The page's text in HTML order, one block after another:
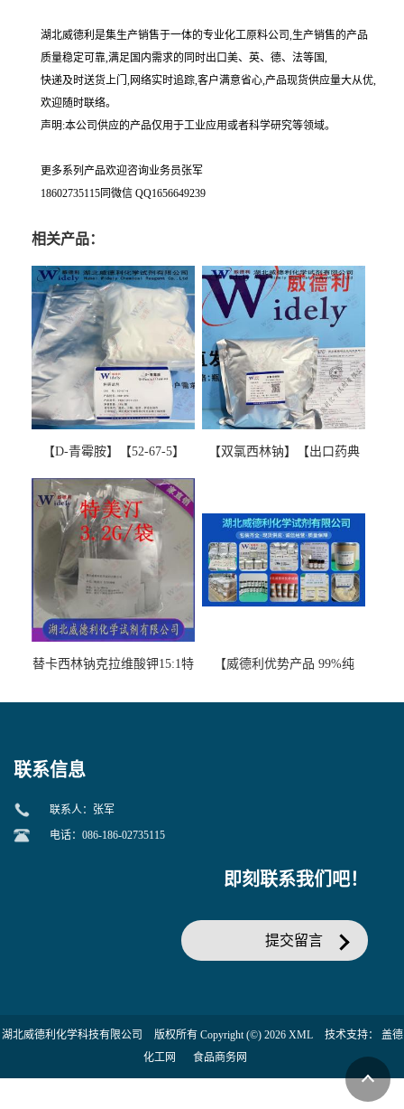
湖北威德利是集生产销售于一体的专业化工原料公司,生产销售的产品
质量稳定可靠,满足国内需求的同时出口美、英、德、法等国,
快递及时送货上门,网络实时追踪,客户满意省心,产品现货供应量大从优,
欢迎随时联络。
声明:本公司供应的产品仅用于工业应用或者科学研究等领域。
更多系列产品欢迎咨询业务员张军
18602735115同微信 QQ1656649239
相关产品：
【D-青霉胺】【52-67-5】
图谱检测方法现货供应咨询
张军52-67-5
【双氯西林钠】【出口药典
替卡西林钠克拉维酸钾15:1特
【威德利优势产品 99%纯
联系信息
联系人：张军
电话：086-186-02735115
即刻联系我们吧！
提交留言
湖北威德利化学科技有限公司 版权所有 Copyright (©) 2026 XML 技术支持： 盖德
化工网
食品商务网